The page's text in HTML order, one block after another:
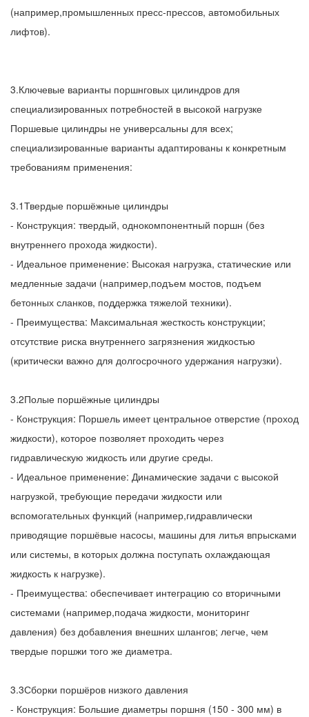
(например,промышленных пресс-прессов, автомобильных
лифтов).
3.Ключевые варианты поршнговых цилиндров для
специализированных потребностей в высокой нагрузке
Поршевые цилиндры не универсальны для всех;
специализированные варианты адаптированы к конкретным
требованиям применения:
3.1Твердые поршёжные цилиндры
- Конструкция: твердый, однокомпонентный поршн (без
внутреннего прохода жидкости).
- Идеальное применение: Высокая нагрузка, статические или
медленные задачи (например,подъем мостов, подъем
бетонных сланков, поддержка тяжелой техники).
- Преимущества: Максимальная жесткость конструкции;
отсутствие риска внутреннего загрязнения жидкостью
(критически важно для долгосрочного удержания нагрузки).
3.2Полые поршёжные цилиндры
- Конструкция: Поршель имеет центральное отверстие (проход
жидкости), которое позволяет проходить через
гидравлическую жидкость или другие среды.
- Идеальное применение: Динамические задачи с высокой
нагрузкой, требующие передачи жидкости или
вспомогательных функций (например,гидравлически
приводящие поршёвые насосы, машины для литья впрысками
или системы, в которых должна поступать охлаждающая
жидкость к нагрузке).
- Преимущества: обеспечивает интеграцию со вторичными
системами (например,подача жидкости, мониторинг
давления) без добавления внешних шлангов; легче, чем
твердые поршжи того же диаметра.
3.3Сборки поршёров низкого давления
- Конструкция: Большие диаметры поршня (150 - 300 мм) в